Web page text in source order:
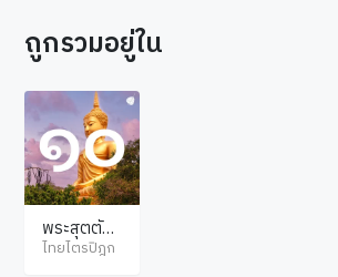
ถูกรวมอยู่ใน
พระสุตตัน
ตปิฎก ทีฆนิ
ไทยไตรปิฎก